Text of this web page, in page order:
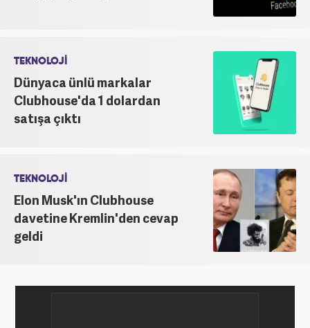
TEKNOLOJİ
Dünyaca ünlü markalar
Clubhouse'da 1 dolardan
satışa çıktı
TEKNOLOJİ
Elon Musk'ın Clubhouse
davetine Kremlin'den cevap
geldi